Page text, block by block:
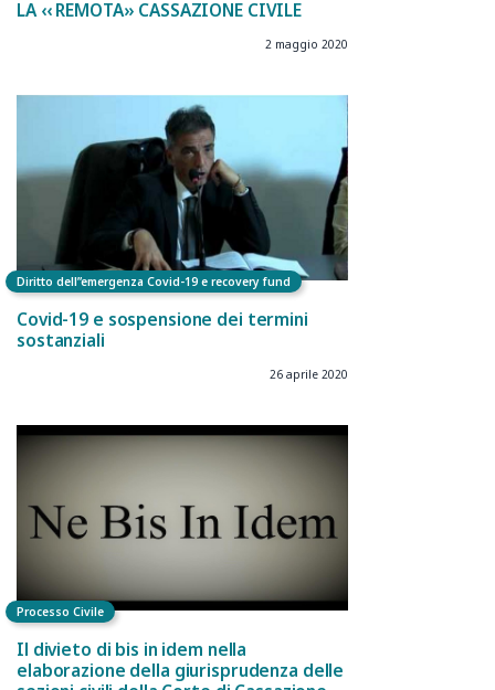
LA ‹‹ REMOTA›› CASSAZIONE CIVILE
2 maggio 2020
Diritto dell”emergenza Covid-19 e recovery fund
Covid-19 e sospensione dei termini
sostanziali
26 aprile 2020
Processo Civile
Il divieto di bis in idem nella
elaborazione della giurisprudenza delle